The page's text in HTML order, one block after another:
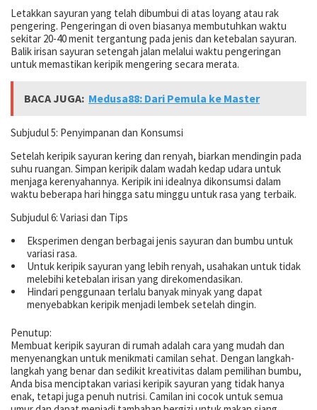
Letakkan sayuran yang telah dibumbui di atas loyang atau rak
pengering. Pengeringan di oven biasanya membutuhkan waktu
sekitar 20-40 menit tergantung pada jenis dan ketebalan sayuran.
Balik irisan sayuran setengah jalan melalui waktu pengeringan
untuk memastikan keripik mengering secara merata.
BACA JUGA: Medusa88: Dari Pemula ke Master
Subjudul 5: Penyimpanan dan Konsumsi
Setelah keripik sayuran kering dan renyah, biarkan mendingin pada
suhu ruangan. Simpan keripik dalam wadah kedap udara untuk
menjaga kerenyahannya. Keripik ini idealnya dikonsumsi dalam
waktu beberapa hari hingga satu minggu untuk rasa yang terbaik.
Subjudul 6: Variasi dan Tips
Eksperimen dengan berbagai jenis sayuran dan bumbu untuk
variasi rasa.
Untuk keripik sayuran yang lebih renyah, usahakan untuk tidak
melebihi ketebalan irisan yang direkomendasikan.
Hindari penggunaan terlalu banyak minyak yang dapat
menyebabkan keripik menjadi lembek setelah dingin.
Penutup:
Membuat keripik sayuran di rumah adalah cara yang mudah dan
menyenangkan untuk menikmati camilan sehat. Dengan langkah-
langkah yang benar dan sedikit kreativitas dalam pemilihan bumbu,
Anda bisa menciptakan variasi keripik sayuran yang tidak hanya
enak, tetapi juga penuh nutrisi. Camilan ini cocok untuk semua